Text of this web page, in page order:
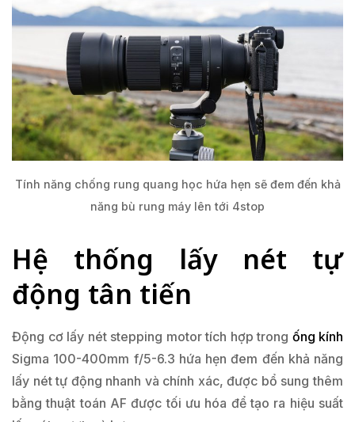
Tính năng chống rung quang học hứa hẹn sẽ đem đến khả
năng bù rung máy lên tới 4stop
Hệ thống lấy nét tự
động tân tiến
Động cơ lấy nét stepping motor tích hợp trong ống kính
Sigma 100-400mm f/5-6.3 hứa hẹn đem đến khả năng
lấy nét tự động nhanh và chính xác, được bổ sung thêm
bằng thuật toán AF được tối ưu hóa để tạo ra hiệu suất